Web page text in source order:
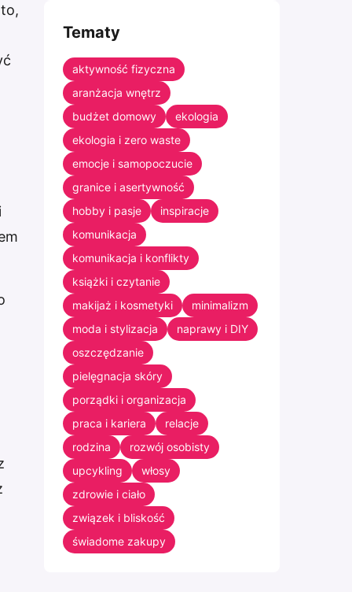
Tematy
aktywność fizyczna
aranżacja wnętrz
budżet domowy
ekologia
ekologia i zero waste
emocje i samopoczucie
granice i asertywność
hobby i pasje
inspiracje
komunikacja
komunikacja i konflikty
książki i czytanie
makijaż i kosmetyki
minimalizm
moda i stylizacja
naprawy i DIY
oszczędzanie
pielęgnacja skóry
porządki i organizacja
praca i kariera
relacje
rodzina
rozwój osobisty
upcykling
włosy
zdrowie i ciało
związek i bliskość
świadome zakupy